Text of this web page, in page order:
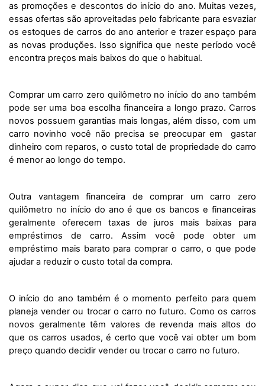
as promoções e descontos do início do ano. Muitas vezes,
essas ofertas são aproveitadas pelo fabricante para esvaziar
os estoques de carros do ano anterior e trazer espaço para
as novas produções. Isso significa que neste período você
encontra preços mais baixos do que o habitual.
Comprar um carro zero quilômetro no início do ano também
pode ser uma boa escolha financeira a longo prazo. Carros
novos possuem garantias mais longas, além disso, com um
carro novinho você não precisa se preocupar em  gastar
dinheiro com reparos, o custo total de propriedade do carro
é menor ao longo do tempo.
Outra vantagem financeira de comprar um carro zero
quilômetro no início do ano é que os bancos e financeiras
geralmente oferecem taxas de juros mais baixas para
empréstimos de carro. Assim você pode obter um
empréstimo mais barato para comprar o carro, o que pode
ajudar a reduzir o custo total da compra.
O início do ano também é o momento perfeito para quem
planeja vender ou trocar o carro no futuro. Como os carros
novos geralmente têm valores de revenda mais altos do
que os carros usados, é certo que você vai obter um bom
preço quando decidir vender ou trocar o carro no futuro.